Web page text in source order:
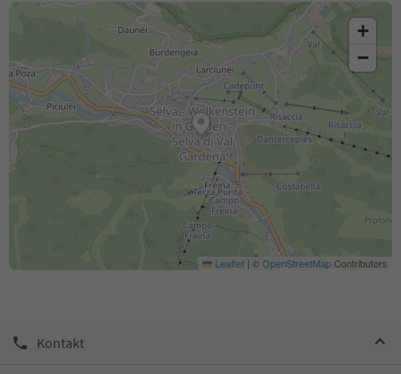
+
−
Leaflet | ©OpenStreetMapContributors
Kontakt